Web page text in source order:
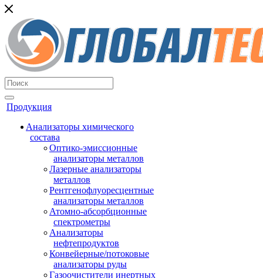
Продукция
Анализаторы химического
состава
Оптико-эмиссионные
анализаторы металлов
Лазерные анализаторы
металлов
Рентгенофлуоресцентные
анализаторы металлов
Атомно-абсорбционные
спектрометры
Анализаторы
нефтепродуктов
Конвейерные/потоковые
анализаторы руды
Газоочистители инертных